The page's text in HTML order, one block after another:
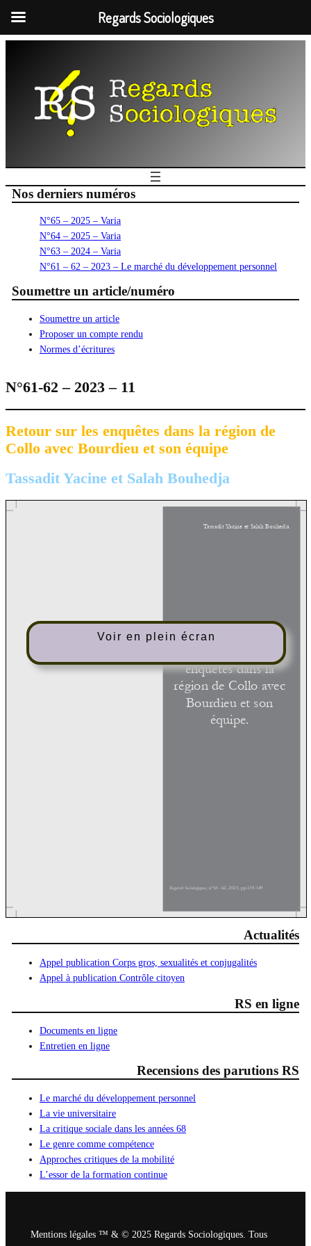
Nos derniers numéros
N°65 – 2025 – Varia
N°64 – 2025 – Varia
N°63 – 2024 – Varia
N°61 – 62 – 2023 – Le marché du développement personnel
Soumettre un article/numéro
Soumettre un article
Proposer un compte rendu
Normes d’écritures
N°61-62 – 2023 – 11
Retour sur les enquêtes dans la région de
Collo avec Bourdieu et son équipe
Tassadit Yacine et Salah Bouhedja
Voir en plein écran
Actualités
Appel publication Corps gros, sexualités et conjugalités
Appel à publication Contrôle citoyen
RS en ligne
Documents en ligne
Entretien en ligne
Recensions des parutions RS
Le marché du développement personnel
La vie universitaire
La critique sociale dans les années 68
Le genre comme compétence
Approches critiques de la mobilité
L’essor de la formation continue
Mentions légales ™ & © 2025 Regards Sociologiques. Tous
Regards Sociologiques